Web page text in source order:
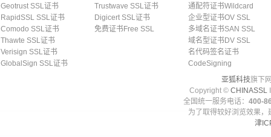
Geotrust SSL证书
RapidSSL SSL证书
Comodo SSL证书
Thawte SSL证书
Verisign SSL证书
GlobalSign SSL证书
Trustwave SSL证书
Digicert SSL证书
免费证书Free SSL
通配符证书Wildcard
企业型证书OV SSL
多域名证书SAN SSL
域名型证书DV SSL
名代码签名证书
CodeSigning
亚狐科技旗下
Copyright © CHINASSL
全国统一服务电话： 400-
为了取得较好浏览效果
津